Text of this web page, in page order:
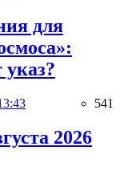
для
541
2026